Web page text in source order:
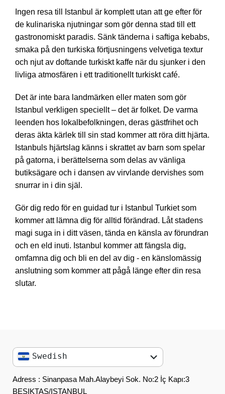
Ingen resa till Istanbul är komplett utan att ge efter för
de kulinariska njutningar som gör denna stad till ett
gastronomiskt paradis. Sänk tänderna i saftiga kebabs,
smaka på den turkiska förtjusningens velvetiga textur
och njut av doftande turkiskt kaffe när du sjunker i den
livliga atmosfären i ett traditionellt turkiskt café.
Det är inte bara landmärken eller maten som gör
Istanbul verkligen speciellt – det är folket. De varma
leenden hos lokalbefolkningen, deras gästfrihet och
deras äkta kärlek till sin stad kommer att röra ditt hjärta.
Istanbuls hjärtslag känns i skrattet av barn som spelar
på gatorna, i berättelserna som delas av vänliga
butiksägare och i dansen av virvlande dervishes som
snurrar in i din själ.
Gör dig redo för en guidad tur i Istanbul Turkiet som
kommer att lämna dig för alltid förändrad. Låt stadens
magi suga in i ditt väsen, tända en känsla av förundran
och en eld inuti. Istanbul kommer att fängsla dig,
omfamna dig och bli en del av dig - en känslomässig
anslutning som kommer att pågå länge efter din resa
slutar.
Swedish
English
Adress : Sinanpasa Mah.Alaybeyi Sok. No:2 İç Kapı:3
BESIKTAS/ISTANBUL